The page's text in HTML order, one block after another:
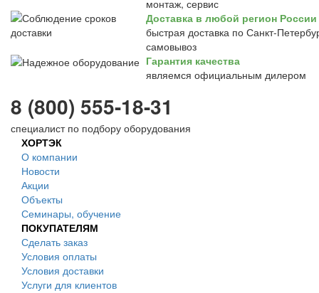
монтаж, сервис
Доставка в любой регион России
быстрая доставка по Санкт-
самовывоз
Гарантия качества
являемся официальным дилером
8 (800) 555-18-31
специалист по подбору оборудования
ХОРТЭК
О компании
Новости
Акции
Объекты
Семинары, обучение
ПОКУПАТЕЛЯМ
Сделать заказ
Условия оплаты
Условия доставки
Услуги для клиентов